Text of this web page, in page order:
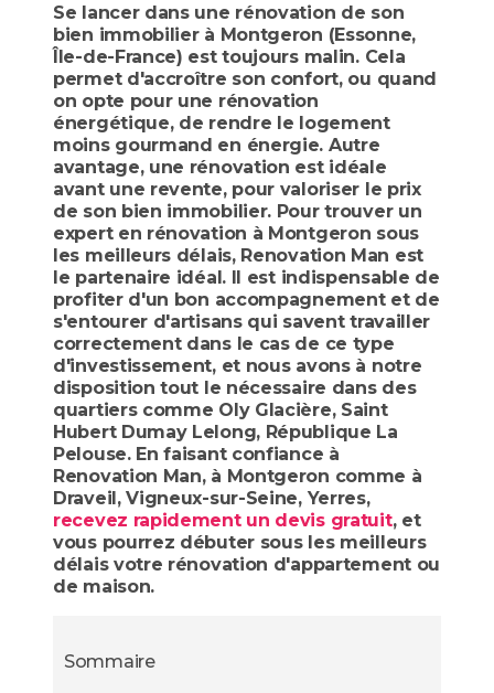
Se lancer dans une rénovation de son
bien immobilier à Montgeron (Essonne,
Île-de-France) est toujours malin. Cela
permet d'accroître son confort, ou quand
on opte pour une rénovation
énergétique, de rendre le logement
moins gourmand en énergie. Autre
avantage, une rénovation est idéale
avant une revente, pour valoriser le prix
de son bien immobilier. Pour trouver un
expert en rénovation à Montgeron sous
les meilleurs délais, Renovation Man est
le partenaire idéal. Il est indispensable de
profiter d'un bon accompagnement et de
s'entourer d'artisans qui savent travailler
correctement dans le cas de ce type
d'investissement, et nous avons à notre
disposition tout le nécessaire dans des
quartiers comme Oly Glacière, Saint
Hubert Dumay Lelong, République La
Pelouse. En faisant confiance à
Renovation Man, à Montgeron comme à
Draveil, Vigneux-sur-Seine, Yerres,
recevez rapidement un devis gratuit, et
vous pourrez débuter sous les meilleurs
délais votre rénovation d'appartement ou
de maison.
Sommaire